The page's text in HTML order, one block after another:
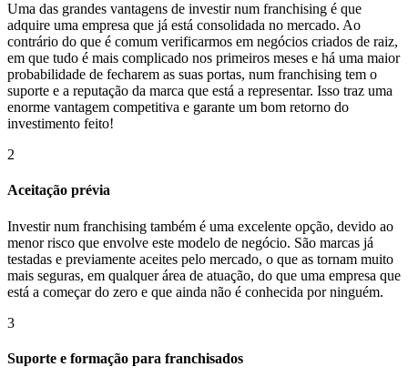
Uma das grandes vantagens de investir num franchising é que
adquire uma empresa que já está consolidada no mercado. Ao
contrário do que é comum verificarmos em negócios criados de raiz,
em que tudo é mais complicado nos primeiros meses e há uma maior
probabilidade de fecharem as suas portas, num franchising tem o
suporte e a reputação da marca que está a representar. Isso traz uma
enorme vantagem competitiva e garante um bom retorno do
investimento feito!
2
Aceitação prévia
Investir num franchising também é uma excelente opção, devido ao
menor risco que envolve este modelo de negócio. São marcas já
testadas e previamente aceites pelo mercado, o que as tornam muito
mais seguras, em qualquer área de atuação, do que uma empresa que
está a começar do zero e que ainda não é conhecida por ninguém.
3
Suporte e formação para franchisados